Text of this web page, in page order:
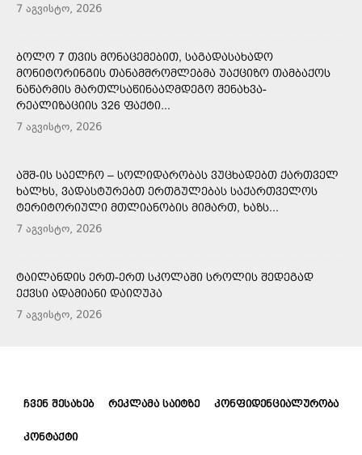
7 აგვისტო, 2026
ᲑᲝᲚᲝ 7 ᲗᲕᲘᲡ ᲛᲝᲜᲐᲪᲔᲛᲔᲑᲘᲗ, ᲡᲐᲒᲐᲓᲐᲡᲐᲮᲐᲓᲝ
ᲛᲝᲜᲘᲢᲝᲠᲘᲜᲒᲘᲡ ᲗᲐᲜᲐᲛᲨᲠᲝᲛᲚᲔᲑᲛᲐ ᲣᲐᲥᲪᲘᲖᲝ ᲗᲐᲛᲑᲐᲥᲝᲡ
ᲜᲐᲬᲐᲠᲛᲘᲡ ᲛᲐᲠᲗᲚᲡᲐᲬᲘᲜᲐᲐᲦᲛᲓᲔᲒᲝ ᲨᲔᲜᲐᲮᲕᲐ-
ᲠᲔᲐᲚᲘᲖᲐᲪᲘᲘᲡ 326 ᲤᲐᲥᲢᲘ...
7 აგვისტო, 2026
ᲐᲨᲨ-ᲘᲡ ᲡᲐᲔᲚᲩᲝ – ᲡᲝᲚᲘᲓᲐᲠᲝᲑᲐᲡ ᲕᲣᲪᲮᲐᲓᲔᲑᲗ ᲥᲐᲠᲗᲕᲔᲚ
ᲮᲐᲚᲮᲡ, ᲕᲐᲓᲐᲡᲢᲣᲠᲔᲑᲗ ᲔᲠᲗᲒᲣᲚᲔᲑᲐᲡ ᲡᲐᲥᲐᲠᲗᲕᲔᲚᲝᲡ
ᲢᲔᲠᲘᲢᲝᲠᲘᲣᲚᲘ ᲛᲗᲚᲘᲐᲜᲝᲑᲘᲡ ᲛᲘᲛᲐᲠᲗ, ᲮᲐᲖᲡ...
7 აგვისტო, 2026
ᲢᲐᲘᲚᲐᲜᲓᲘᲡ ᲔᲠᲗ-ᲔᲠᲗ ᲡᲙᲝᲚᲐᲨᲘ ᲡᲠᲝᲚᲘᲡ ᲨᲔᲓᲔᲒᲐᲓ
ᲔᲥᲕᲡᲘ ᲐᲓᲐᲛᲘᲐᲜᲘ ᲓᲐᲘᲦᲣᲞᲐ
7 აგვისტო, 2026
ᲩᲕᲔᲜ ᲨᲔᲡᲐᲮᲔᲑ ᲠᲔᲙᲚᲐᲛᲐ ᲡᲐᲘᲢᲖᲔ ᲙᲝᲜᲤᲘᲓᲔᲜᲪᲘᲐᲚᲣᲠᲝᲑᲐ
ᲙᲝᲜᲢᲐᲥᲢᲘ